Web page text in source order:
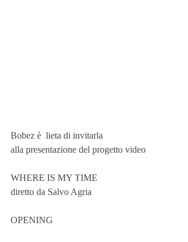
Bobez è  lieta di invitarla
alla presentazione del progetto video
WHERE IS MY TIME
diretto da Salvo Agria
OPENING